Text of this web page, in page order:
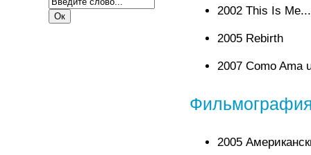
2002 This Is
2005 Rebirth
2007 Como Ama
2005